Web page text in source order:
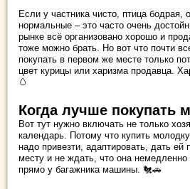
Если у частника чисто, птица бодрая,
нормальные – это часто очень
рынке всё организовано хорошо и
тоже можно брать. Но вот что почти
покупать в первом же месте только
цвет курицы или харизма продавца.
🥚
Когда лучше покупать
Вот тут нужно включать не только
календарь. Потому что купить
надо привезти, адаптировать, дать ей
месту и не ждать, что она немедленно
прямо у багажника машины. 🐔🚗